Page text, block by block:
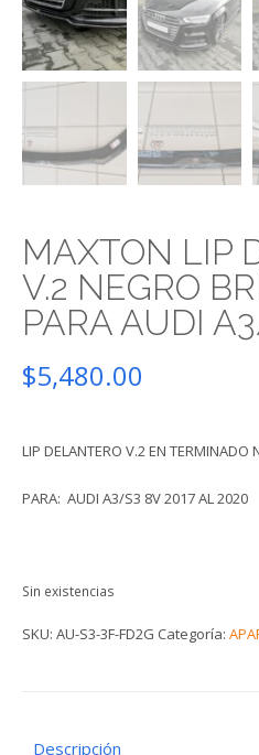
MAXTON LIP
V.2 NEGRO
PARA AUDI
$5,480.00
LIP DELANTERO V.2 EN TERMINADO
PARA: AUDI A3/S3 8V 2017 AL 2020
Sin existencias
SKU: AU-S3-3F-FD2G Categoría:
Descripción